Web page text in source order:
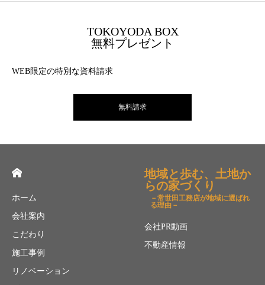
TOKOYODA BOX
無料プレゼント
WEB限定の特別な資料請求
無料請求
ホーム
会社案内
こだわり
施工事例
リノベーション
地域と歩む、土地か
らの家づくり
－常世田工務店が地域に選ばれ
る理由－
会社PR動画
不動産情報